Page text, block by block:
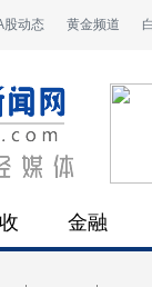
股动态 黄金频道
金融